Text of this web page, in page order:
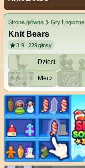
Strona główna Gry Logiczne
Knit Bears
3.9 229głosy
Dzieci
Mecz